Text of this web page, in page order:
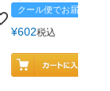
クール便でお届け
¥602税込